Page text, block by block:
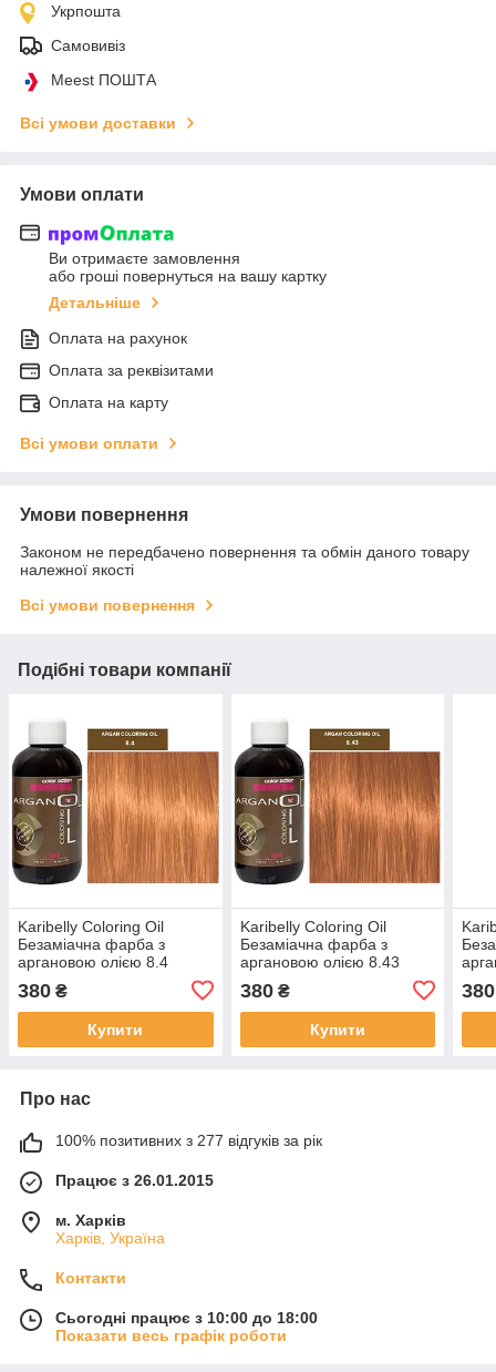
Укрпошта
Самовивіз
Meest ПОШТА
Всі умови доставки
Умови оплати
Ви отримаєте замовлення
або гроші повернуться на вашу картку
Детальніше
Оплата на рахунок
Оплата за реквізитами
Оплата на карту
Всі умови оплати
Умови повернення
Законом не передбачено повернення та обмін даного товару
належної якості
Всі умови повернення
Подібні товари компанії
Karibelly Coloring Oil
Безаміачна фарба з
аргановою олією 8.4
мiдний свiтло-русявий 150
мл
380 ₴
Купити
Karibelly Coloring Oil
Безаміачна фарба з
аргановою олією 8.43
золотисто-червоний 150
мл
380₴
Купити
380
Про нас
100% позитивних з 277 відгуків за рік
Працює з 26.01.2015
м. Харків
Харків, Україна
Контакти
Сьогодні працює з 10:00 до 18:00
Показати весь графік роботи